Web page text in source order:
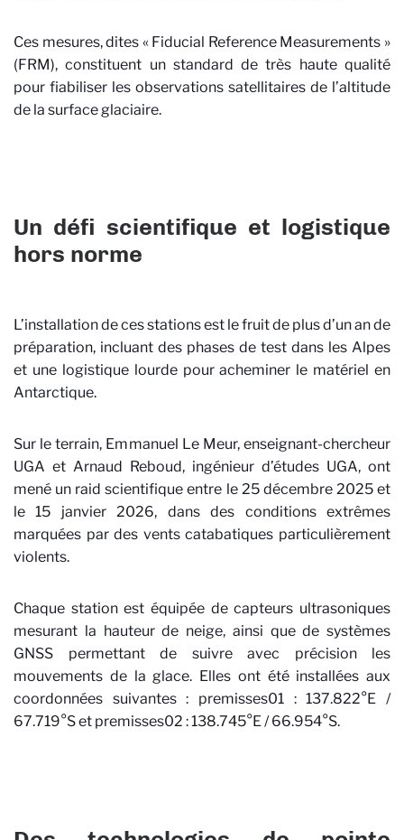
Ces mesures, dites « Fiducial Reference Measurements »
(FRM), constituent un standard de très haute qualité
pour fiabiliser les observations satellitaires de l’altitude
de la surface glaciaire.
Un défi scientifique et logistique
hors norme
L’installation de ces stations est le fruit de plus d’un an de
préparation, incluant des phases de test dans les Alpes
et une logistique lourde pour acheminer le matériel en
Antarctique.
Sur le terrain, Emmanuel Le Meur, enseignant-chercheur
UGA et Arnaud Reboud, ingénieur d’études UGA, ont
mené un raid scientifique entre le 25 décembre 2025 et
le 15 janvier 2026, dans des conditions extrêmes
marquées par des vents catabatiques particulièrement
violents.
Chaque station est équipée de capteurs ultrasoniques
mesurant la hauteur de neige, ainsi que de systèmes
GNSS permettant de suivre avec précision les
mouvements de la glace. Elles ont été installées aux
coordonnées suivantes : premisses01 : 137.822°E /
67.719°S et premisses02 : 138.745°E / 66.954°S.